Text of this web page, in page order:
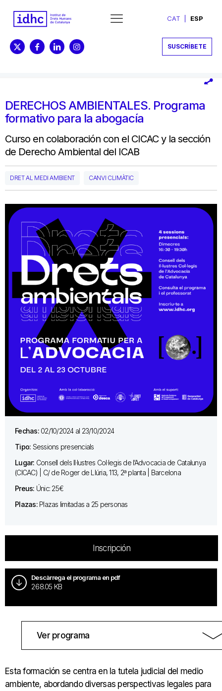
CAT ESP
SUSCRÍBETE
DERECHOS AMBIENTALES. Programa
formativo para la abogacía
Curso en colaboración con el CICAC y la sección
de Derecho Ambiental del ICAB
DRET AL MEDI AMBIENT CANVI CLIMÀTIC
Fechas: 02/10/2024 al 23/10/2024
Tipo: Sessions presencials
Lugar: Consell dels Il·lustres Col·legis de l’Advocacia de Catalunya
(CICAC) | C/ de Roger de Llúria, 113, 2ª planta | Barcelona
Preus: Únic: 25€
Plazas: Plazas limitadas a 25 personas
Inscripción
Descàrrega el programa en pdf
268.05 KB
Ver programa
Esta formación se centra en la tutela judicial del medio
ambiente, abordando diversas perspectivas legales para